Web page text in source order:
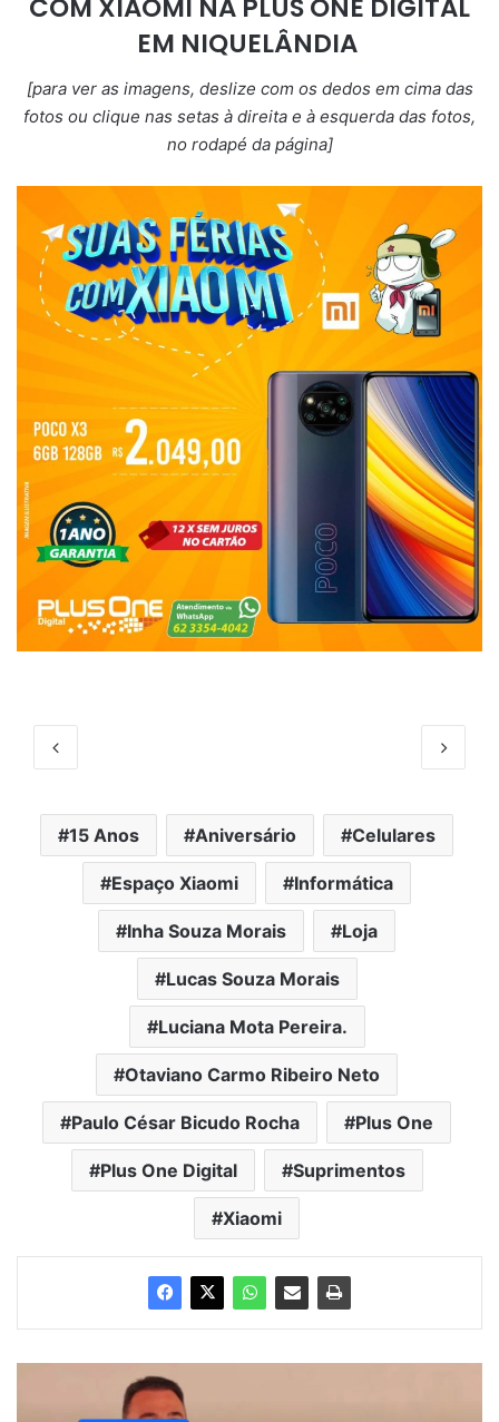
COM XIAOMI NA PLUS ONE DIGITAL
EM NIQUELÂNDIA
[para ver as imagens, deslize com os dedos em cima das
fotos ou clique nas setas à direita e à esquerda das fotos,
no rodapé da página]
15 Anos Aniversário Celulares
Espaço Xiaomi Informática
Inha Souza Morais Loja
Lucas Souza Morais
Luciana Mota Pereira.
Otaviano Carmo Ribeiro Neto
Paulo César Bicudo Rocha Plus One
Plus One Digital Suprimentos
Xiaomi